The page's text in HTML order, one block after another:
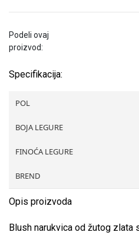
Podeli ovaj
proizvod:
Opis proizvoda
Blush narukvica od žutog zlata
Specifikacija:
POL
BOJA LEGURE
FINOĆA LEGURE
BREND